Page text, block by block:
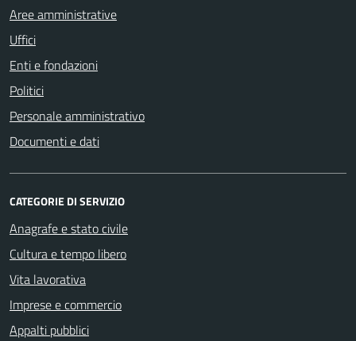
Aree amministrative
Uffici
Enti e fondazioni
Politici
Personale amministrativo
Documenti e dati
CATEGORIE DI SERVIZIO
Anagrafe e stato civile
Cultura e tempo libero
Vita lavorativa
Imprese e commercio
Appalti pubblici